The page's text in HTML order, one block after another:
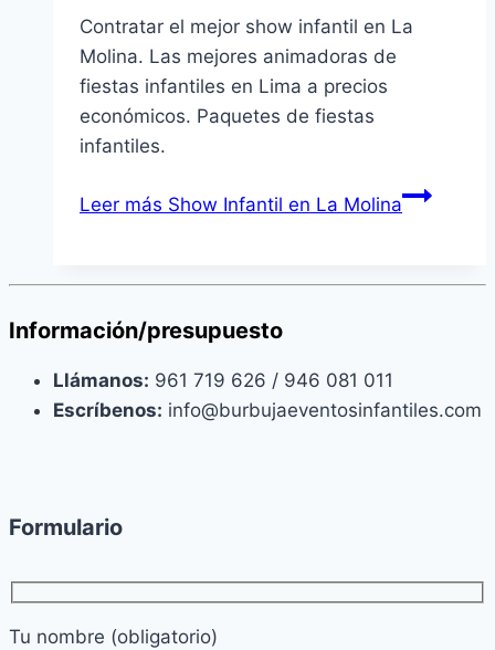
Contratar el mejor show infantil en La
Molina. Las mejores animadoras de
fiestas infantiles en Lima a precios
económicos. Paquetes de fiestas
infantiles.
Leer más Show Infantil en La Molina
Información/presupuesto
Llámanos: 961 719 626 / 946 081 011
Escríbenos: info@burbujaeventosinfantiles.com
Formulario
Tu nombre (obligatorio)